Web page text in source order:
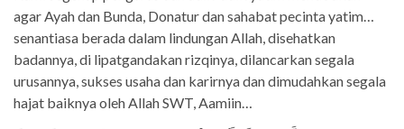
agar Ayah dan Bunda, Donatur dan sahabat pecinta yatim…
senantiasa berada dalam lindungan Allah, disehatkan
badannya, di lipatgandakan rizqinya, dilancarkan segala
urusannya, sukses usaha dan karirnya dan dimudahkan segala
hajat baiknya oleh Allah SWT, Aamiin…